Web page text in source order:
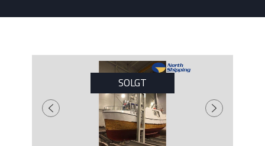
KONTAKT OSS
SOLGT